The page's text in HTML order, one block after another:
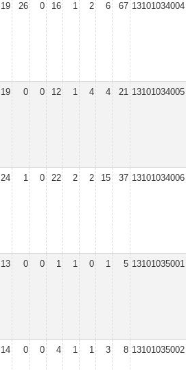
19 26 0 16 1 2 6 67 13101034004
19 0 0 12 1 4 4 21 13101034005
24 1 0 22 2 2 15 37 13101034006
13 0 0 1 1 0 1 5 13101035001
14 0 0 4 1 1 3 8 13101035002